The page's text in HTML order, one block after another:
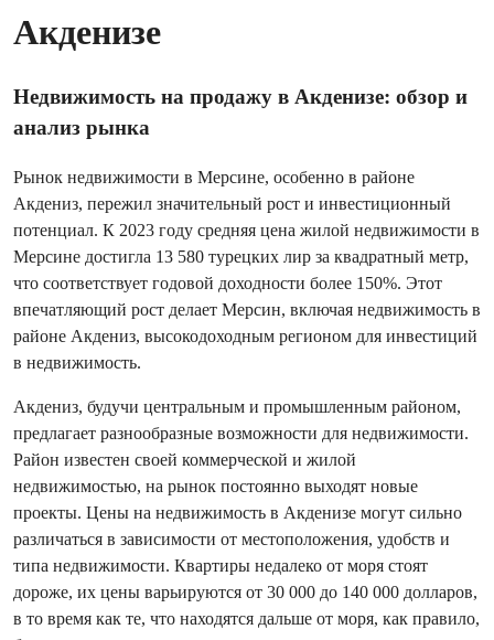
Акденизе
Недвижимость на продажу в Акденизе: обзор и
анализ рынка
Рынок недвижимости в Мерсине, особенно в районе
Акдениз, пережил значительный рост и инвестиционный
потенциал. К 2023 году средняя цена жилой недвижимости в
Мерсине достигла 13 580 турецких лир за квадратный метр,
что соответствует годовой доходности более 150%. Этот
впечатляющий рост делает Мерсин, включая недвижимость в
районе Акдениз, высокодоходным регионом для инвестиций
в недвижимость.
Акдениз, будучи центральным и промышленным районом,
предлагает разнообразные возможности для недвижимости.
Район известен своей коммерческой и жилой
недвижимостью, на рынок постоянно выходят новые
проекты. Цены на недвижимость в Акденизе могут сильно
различаться в зависимости от местоположения, удобств и
типа недвижимости. Квартиры недалеко от моря стоят
дороже, их цены варьируются от 30 000 до 140 000 долларов,
в то время как те, что находятся дальше от моря, как правило,